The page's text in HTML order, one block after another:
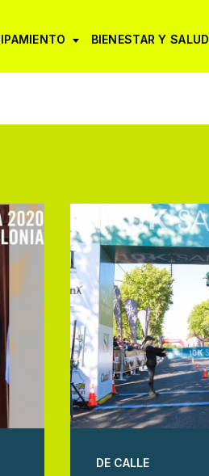
BIENESTAR Y SALUD
DE CALLE